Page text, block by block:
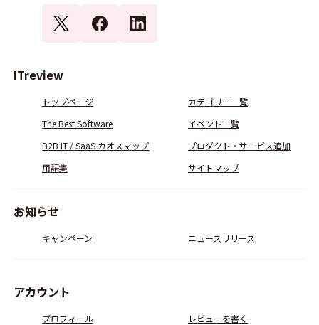
ITreview
トップページ
カテゴリー一覧
The Best Software
イベント一覧
B2B IT / SaaS カオスマップ
プロダクト・サービス追加
用語集
サイトマップ
お知らせ
キャンペーン ニュースリリース
アカウント
プロフィール
レビューを書く